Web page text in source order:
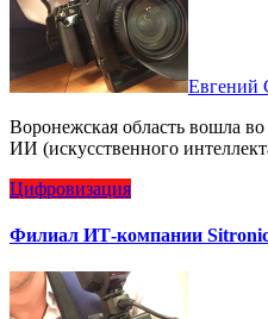
Евгений
Воронежская область вошла во флагманскую программу Яндекса и Сбера по подготовке специалистов технологий
ИИ (искусственного
Цифровизация
Филиал ИТ-компании